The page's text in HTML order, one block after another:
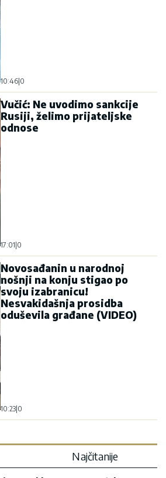
10:46 0
Vučić: Ne uvodimo sankcije
Rusiji, želimo prijateljske
odnose
17:01 0
Novosađanin u narodnoj
nošnji na konju stigao po
svoju izabranicu!
Nesvakidašnja prosidba
oduševila građane (VIDEO)
10:23 0
Najčitanije